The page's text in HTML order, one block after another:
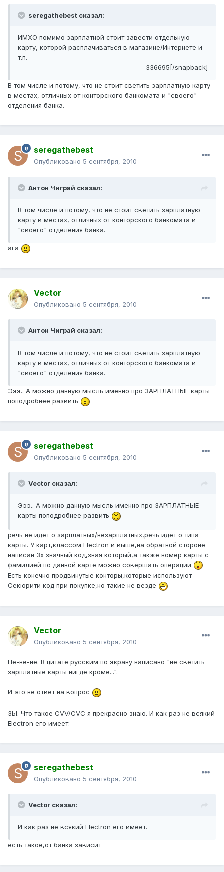
seregathebest сказал:
ИМХО помимо зарплатной стоит завести отдельную
карту, которой расплачиваться в магазине/Интернете и
т.п.
336695[/snapback]
В том числе и потому, что не стоит светить зарплатную карту
в местах, отличных от конторского банкомата и "своего"
отделения банка.
seregathebest
Опубликовано 5 сентября, 2010
Антон Чиграй сказал:
В том числе и потому, что не стоит светить зарплатную
карту в местах, отличных от конторского банкомата и
"своего" отделения банка.
ага
Vector
Опубликовано 5 сентября, 2010
Антон Чиграй сказал:
В том числе и потому, что не стоит светить зарплатную
карту в местах, отличных от конторского банкомата и
"своего" отделения банка.
Эээ.. А можно данную мысль именно про ЗАРПЛАТНЫЕ карты
поподробнее развить
seregathebest
Опубликовано 5 сентября, 2010
Vector сказал:
Эээ.. А можно данную мысль именно про ЗАРПЛАТНЫЕ
карты поподробнее развить
речь не идет о зарплатных/незарплатных,речь идет о типа
карты. У карт,классом Electron и выше,на обратной стороне
написан 3х значный код,зная который,а также номер карты с
фамилией по данной карте можно совершать операции
Есть конечно продвинутые конторы,которые используют
Секюрити код при покупке,но такие не везде
Vector
Опубликовано 5 сентября, 2010
Не-не-не. В цитате русским по экрану написано "не светить
зарплатные карты нигде кроме...".
И это не ответ на вопрос
ЗЫ. Что такое CVV/CVC я прекрасно знаю. И как раз не всякий
Electron его имеет.
seregathebest
Опубликовано 5 сентября, 2010
Vector сказал:
И как раз не всякий Electron его имеет.
есть такое,от банка зависит